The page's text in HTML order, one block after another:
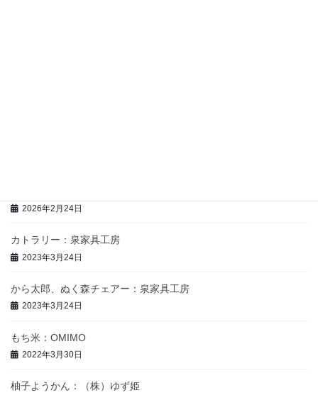
2026年2月24日
カトラリー：泉家具工房
2023年3月24日
から太郎、ぬく森チェアー：泉家具工房
2023年3月24日
もち米：OMIMO
2022年3月30日
柚子ようかん：（株）ゆず姫